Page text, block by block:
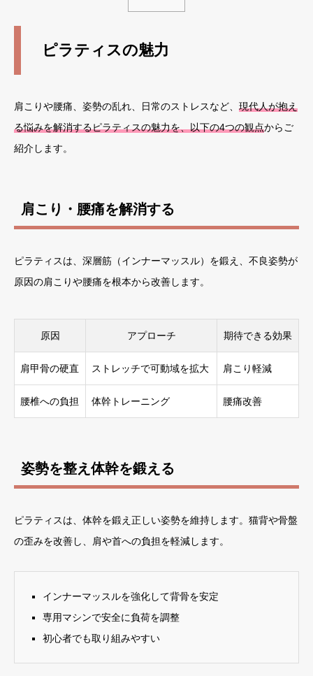
ピラティスの魅力
肩こりや腰痛、姿勢の乱れ、日常のストレスなど、 現代人が抱え
る悩みを解消するピラティスの魅力を、以下の4つの観点からご
紹介します。
肩こり・腰痛を解消する
ピラティスは、深層筋（インナーマッスル）を鍛え、不良姿勢が
原因の肩こりや腰痛を根本から改善します。
原因 アプローチ 期待できる効果
肩甲骨の硬直 ストレッチで可動域を拡大 肩こり軽減
腰椎への負担 体幹トレーニング 腰痛改善
姿勢を整え体幹を鍛える
ピラティスは、体幹を鍛え正しい姿勢を維持します。猫背や骨盤
の歪みを改善し、肩や首への負担を軽減します。
インナーマッスルを強化して背骨を安定
専用マシンで安全に負荷を調整
初心者でも取り組みやすい